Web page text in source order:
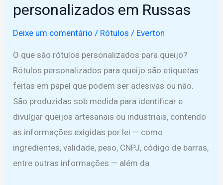
personalizados em Russas
Deixe um comentário / Rótulos / Everton
O que são rótulos personalizados para queijo?
Rótulos personalizados para queijo são etiquetas
feitas em papel que podem ser adesivas ou não.
São produzidas sob medida para identificar e
divulgar queijos artesanais ou industriais, contendo
as informações exigidas por lei — como
ingredientes, validade, peso, CNPJ, código de barras,
entre outras informações — além da